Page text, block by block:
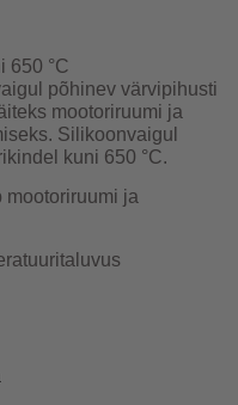
650 °C
põhinev värvipihusti
mootoriruumi ja
Silikoonvaigul
kuni 650 °C.
mootoriruumi ja